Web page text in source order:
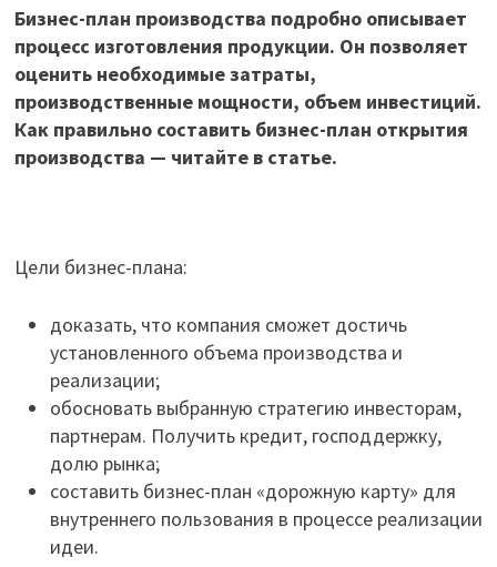
Бизнес-план производства подробно описывает
процесс изготовления продукции. Он позволяет
оценить необходимые затраты,
производственные мощности, объем инвестиций.
Как правильно составить бизнес-план открытия
производства — читайте в статье.
Цели бизнес-плана:
доказать, что компания сможет достичь
установленного объема производства и
реализации;
обосновать выбранную стратегию инвесторам,
партнерам. Получить кредит, господдержку,
долю рынка;
составить бизнес-план «дорожную карту» для
внутреннего пользования в процессе реализации
идеи.